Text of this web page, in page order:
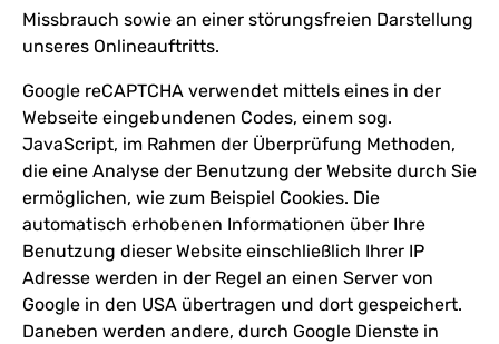
Missbrauch sowie an einer störungsfreien Darstellung
unseres Onlineauftritts.
Google reCAPTCHA verwendet mittels eines in der
Webseite eingebundenen Codes, einem sog.
JavaScript, im Rahmen der Überprüfung Methoden,
die eine Analyse der Benutzung der Website durch Sie
ermöglichen, wie zum Beispiel Cookies. Die
automatisch erhobenen Informationen über Ihre
Benutzung dieser Website einschließlich Ihrer IP
Adresse werden in der Regel an einen Server von
Google in den USA übertragen und dort gespeichert.
Daneben werden andere, durch Google Dienste in